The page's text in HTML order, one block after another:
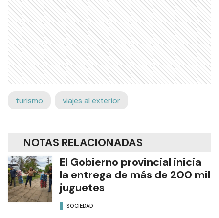
turismo viajes al exterior
NOTAS RELACIONADAS
El Gobierno provincial inicia
la entrega de más de 200 mil
juguetes
SOCIEDAD